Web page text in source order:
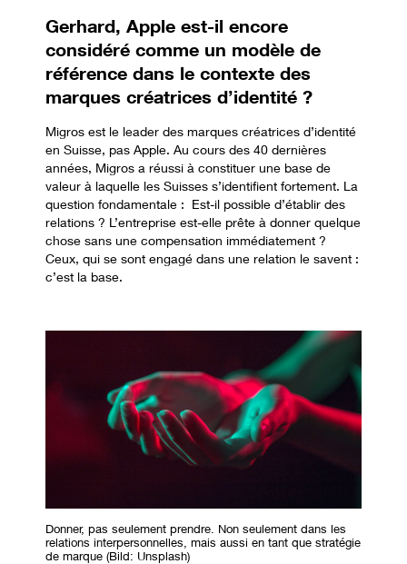
Gerhard, Apple est-il encore
considéré comme un modèle de
référence dans le contexte des
marques créatrices d’identité ?
Migros est le leader des marques créatrices d’identité
en Suisse, pas Apple. Au cours des 40 dernières
années, Migros a réussi à constituer une base de
valeur à laquelle les Suisses s’identifient fortement. La
question fondamentale : Est-il possible d’établir des
relations ? L’entreprise est-elle prête à donner quelque
chose sans une compensation immédiatement ?
Ceux, qui se sont engagé dans une relation le savent :
c’est la base.
Donner, pas seulement prendre. Non seulement dans les
relations interpersonnelles, mais aussi en tant que stratégie
de marque (Bild: Unsplash)